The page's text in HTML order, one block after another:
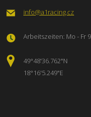
info@a1racing.cz
Arbeitszeiten: Mo - Fr
49°48'36.762"N
18°16'5.249"E